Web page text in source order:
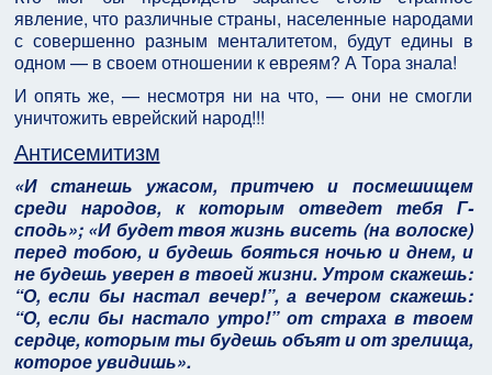
явление, что различные страны, населенные народами
с совершенно разным менталитетом, будут едины в
одном — в своем отношении к евреям? А Тора знала!
И опять же, — несмотря ни на что, — они не смогли
уничтожить еврейский народ!!!
Антисемитизм
«И станешь ужасом, притчею и посмешищем
среди народов, к которым отведет тебя Г-
сподь»; «И будет твоя жизнь висеть (на волоске)
перед тобою, и будешь бояться ночью и днем, и
не будешь уверен в твоей жизни. Утром скажешь:
“О, если бы настал вечер!”, а вечером скажешь:
“О, если бы настало утро!” от страха в твоем
сердце, которым ты будешь объят и от зрелища,
которое увидишь».